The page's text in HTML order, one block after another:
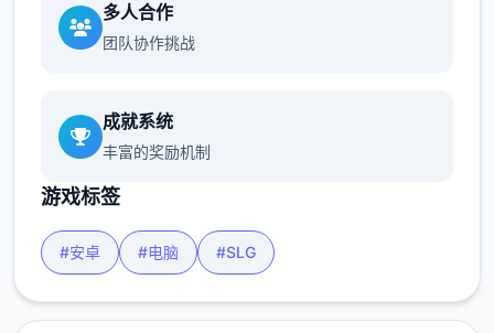
多人合作
团队协作挑战
成就系统
丰富的奖励机制
游戏标签
#安卓 #电脑 #SLG